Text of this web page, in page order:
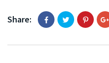
Share: